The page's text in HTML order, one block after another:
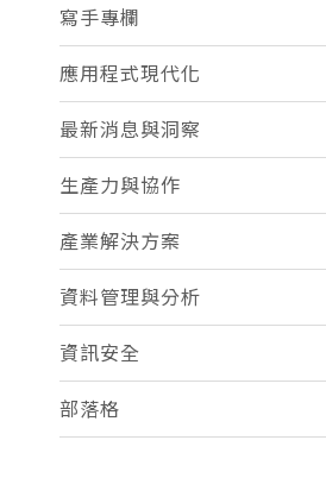
寫手專欄
應用程式現代化
最新消息與洞察
生產力與協作
產業解決方案
資料管理與分析
資訊安全
部落格